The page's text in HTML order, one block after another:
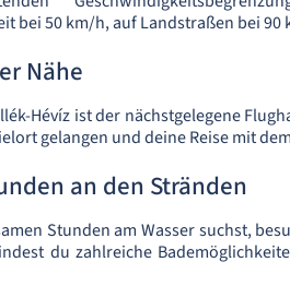
bei 50 km/h, auf Landstraßen bei
Nähe
Hévíz ist der nächstgelegene
gelangen und deine Reise mit
an den Stränden
Stunden am Wasser suchst,
du zahlreiche